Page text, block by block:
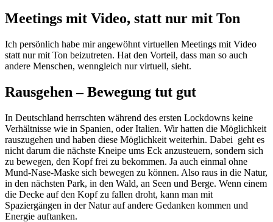
Meetings mit Video, statt nur mit Ton
Ich persönlich habe mir angewöhnt virtuellen Meetings mit Video
statt nur mit Ton beizutreten. Hat den Vorteil, dass man so auch
andere Menschen, wenngleich nur virtuell, sieht.
Rausgehen – Bewegung tut gut
In Deutschland herrschten während des ersten Lockdowns keine
Verhältnisse wie in Spanien, oder Italien. Wir hatten die Möglichkeit
rauszugehen und haben diese Möglichkeit weiterhin. Dabei geht es
nicht darum die nächste Kneipe ums Eck anzusteuern, sondern sich
zu bewegen, den Kopf frei zu bekommen. Ja auch einmal ohne
Mund-Nase-Maske sich bewegen zu können. Also raus in die Natur,
in den nächsten Park, in den Wald, an Seen und Berge. Wenn einem
die Decke auf den Kopf zu fallen droht, kann man mit
Spaziergängen in der Natur auf andere Gedanken kommen und
Energie auftanken.